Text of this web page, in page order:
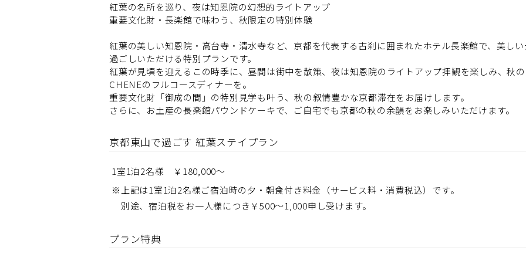
紅葉の名所を巡り、夜は知恩院の幻想的ライトアップ
重要文化財・長楽館で味わう、秋限定の特別体験
紅葉の美しい知恩院・高台寺・清水寺など、京都を代表する古刹に囲まれたホテル長楽館で、美し
過ごしいただける特別プランです。
紅葉が見頃を迎えるこの時季に、昼間は街中を散策、夜は知恩院のライトアップ拝観を楽しみ、秋
CHENEのフルコースディナーを。
重要文化財「御成の間」の特別見学も叶う、秋の叙情豊かな京都滞在をお届けします。
さらに、お土産の長楽館パウンドケーキで、ご自宅でも京都の秋の余韻をお楽しみいただけます。
京都東山で過ごす 紅葉ステイプラン
1室1泊2名様 ￥180,000～
※上記は1室1泊2名様ご宿泊時の夕・朝食付き料金（サービス料・消費税込）です。
別途、宿泊税をお一人様につき￥500～1,000申し受けます。
プラン特典